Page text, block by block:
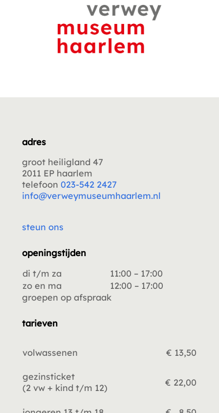
adres
groot heiligland 47
2011 EP haarlem
telefoon 023-542 2427
info@verweymuseumhaarlem.nl
steun ons
openingstijden
di t/m za
11:00 – 17:00
zo en ma
12:00 – 17:00
groepen op afspraak
tarieven
volwassenen € 13,50
gezinsticket
(2 vw + kind t/m 12) € 22,00